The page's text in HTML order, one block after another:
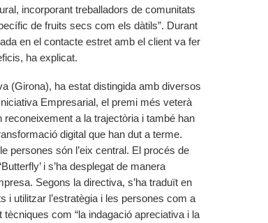
incorporant treballadors de comunitats
de fruits secs com els dàtils”. Durant
en el contacte estret amb el client va fer
ha explicat.
(Girona), ha estat distingida amb diversos
Empresarial, el premi més veterà
a la trajectòria i també han
digital que han dut a terme.
persones són l’eix central. El procés de
i s’ha desplegat de manera
Segons la directiva, s’ha traduït en
i utilitzar l’estratègia i les persones com a
tècniques com “la indagació apreciativa i la